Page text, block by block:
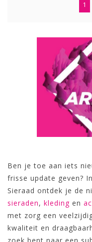
1
Ben je toe aan iets
frisse update geven?
Sieraad ontdek je de
sieraden, kleding en
met zorg een
kwaliteit en